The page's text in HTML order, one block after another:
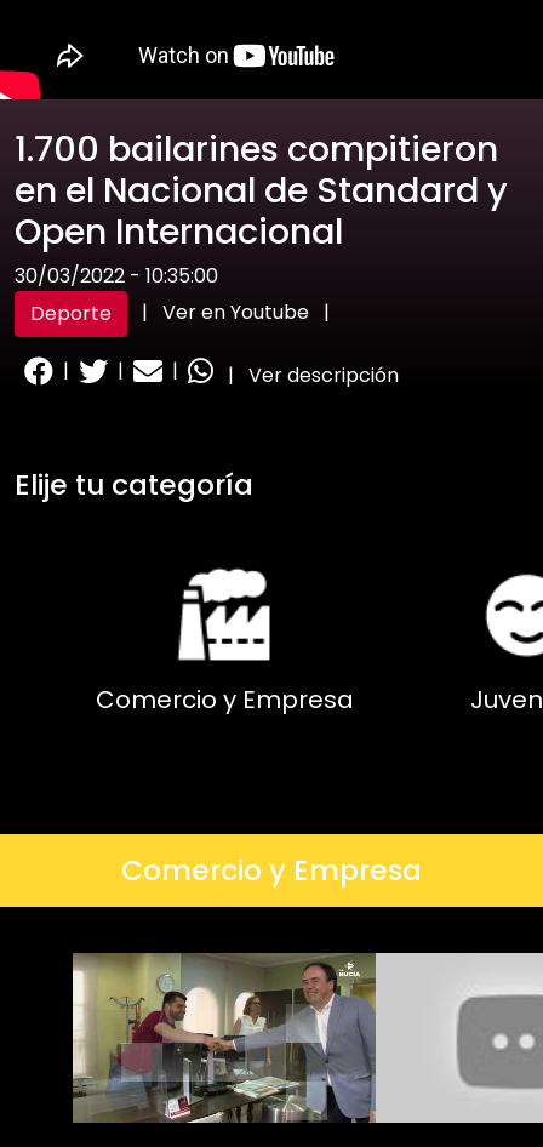
1.700 bailarines compitieron
en el Nacional de Standard y
Open Internacional
30/03/2022 - 10:35:00
Deporte
| Ver en Youtube |
| | | | Ver descripción
Elije tu categoría
Comercio y Empresa
Comercio y Empresa